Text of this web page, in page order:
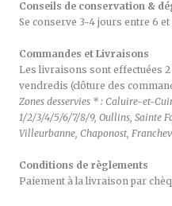
Conseils de conservation &
Se conserve 3-4 jours entre 6 et
Commandes et Livraisons
Les livraisons sont effectuées
vendredis (clôture des
Zones desservies * : Caluire-et-
1/2/3/4/5/6/7/8/9, Oullins, Sainte
Villeurbanne, Chaponost,
Conditions de règlements
Paiement à la livraison par